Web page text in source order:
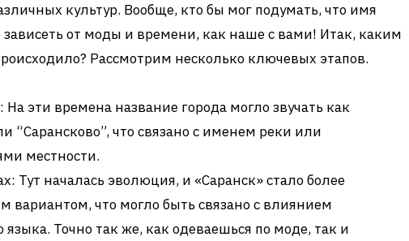
культур. Вообще, кто бы мог подумать, что имя
зависеть от моды и времени, как наше с вами! Итак, каким
Рассмотрим несколько ключевых этапов.
На эти времена название города могло звучать как
“Сарансково”, что связано с именем реки или
местности.
Тут началась эволюция, и «Саранск» стало более
вариантом, что могло быть связано с влиянием
языка. Точно так же, как одеваешься по моде, так и